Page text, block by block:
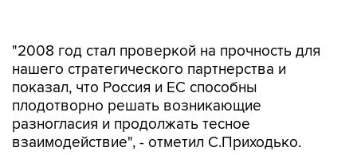
показал, что Россия и ЕС способны
плодотворно решать возникающие
разногласия и продолжать тесное
взаимодействие", - отметил С.Приходько.
По его словам, президент "значительное